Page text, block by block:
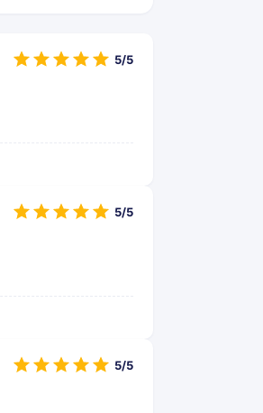
5/5
5/5
5/5